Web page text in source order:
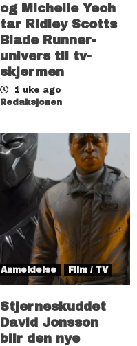
og Michelle Yeoh
tar Ridley Scotts
Blade Runner-
univers til tv-
skjermen
1 uke ago
Redaksjonen
Anmeldelse Film / TV
Stjerneskuddet
David Jonsson
blir den nye